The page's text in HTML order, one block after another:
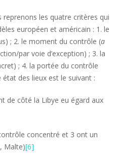
reprenons les quatre critères qui
européen et américain : 1. le
; 2. le moment du contrôle (a
par voie d’exception) ; 3. la
; 4. la portée du contrôle
état des lieux est le suivant :
de côté la Libye eu égard aux
concentré et 3 ont un
Malte)[6]